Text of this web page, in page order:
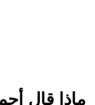
ماذا قال